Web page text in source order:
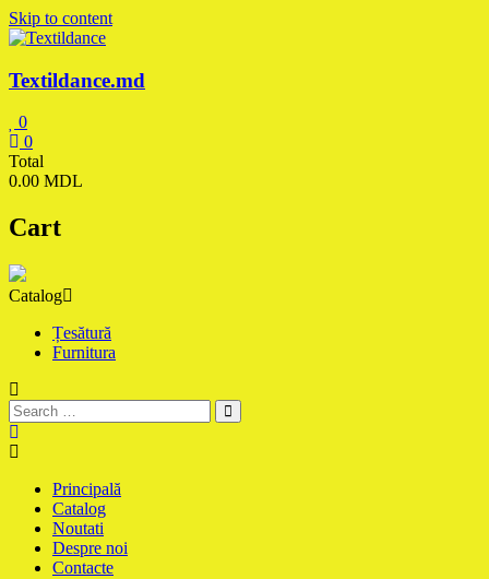
Skip to content
Textildance.md
0
0
Total
0.00 MDL
Cart
Catalog
Țesătură
Furnitura
Principală
Catalog
Noutati
Despre noi
Contacte